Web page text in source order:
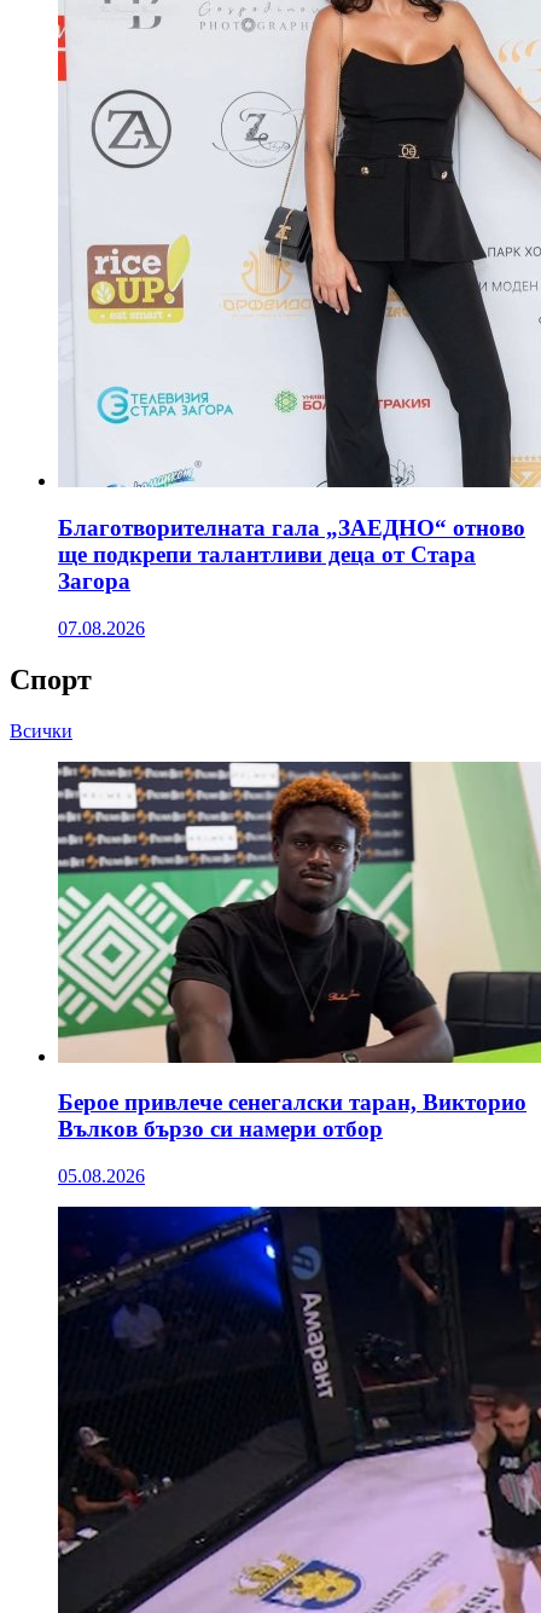
Благотворителната гала „ЗАЕДНО“ отново
ще подкрепи талантливи деца от Стара
Загора
07.08.2026
Спорт
Всички
Берое привлече сенегалски таран, Викторио
Вълков бързо си намери отбор
05.08.2026